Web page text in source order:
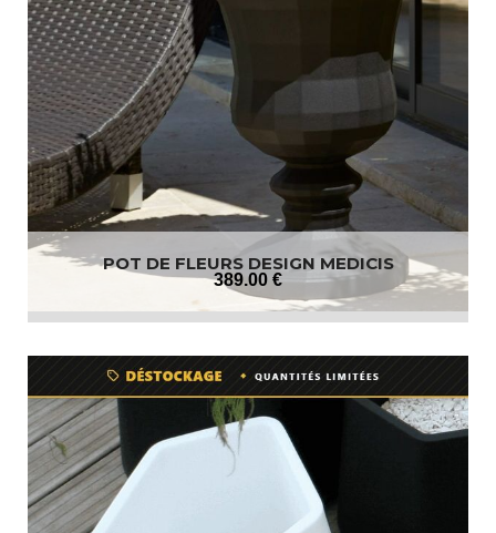
POT DE FLEURS DESIGN MEDICIS
389.00 €